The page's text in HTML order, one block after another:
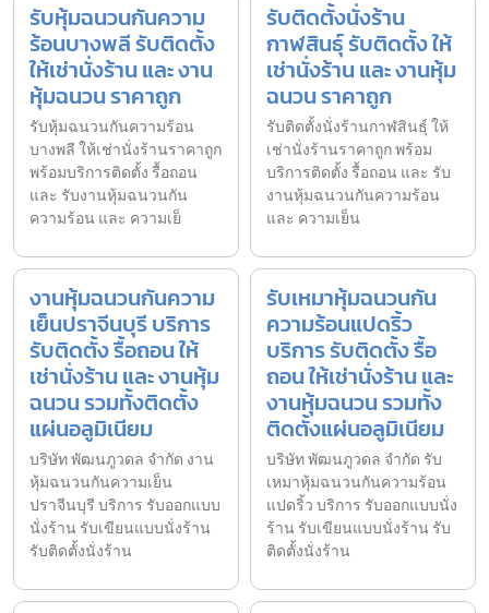
รับหุ้มฉนวนกันความ
ร้อนบางพลี รับติดตั้ง
ให้เช่านั่งร้าน และ งาน
หุ้มฉนวน ราคาถูก
รับหุ้มฉนวนกันความร้อน
บางพลี ให้เช่านั่งร้านราคาถูก
พร้อมบริการติดตั้ง รื้อถอน
และ รับงานหุ้มฉนวนกัน
ความร้อน และ ความเย็
รับติดตั้งนั่งร้าน
กาฬสินธุ์ รับติดตั้ง ให้
เช่านั่งร้าน และ งานหุ้ม
ฉนวน ราคาถูก
รับติดตั้งนั่งร้านกาฬสินธุ์ ให้
เช่านั่งร้านราคาถูก พร้อม
บริการติดตั้ง รื้อถอน และ รับ
งานหุ้มฉนวนกันความร้อน
และ ความเย็น
งานหุ้มฉนวนกันความ
เย็นปราจีนบุรี บริการ
รับติดตั้ง รื้อถอน ให้
เช่านั่งร้าน และ งานหุ้ม
ฉนวน รวมทั้งติดตั้ง
แผ่นอลูมิเนียม
บริษัท พัฒนภูวดล จำกัด งาน
หุ้มฉนวนกันความเย็น
ปราจีนบุรี บริการ รับออกแบบ
นั่งร้าน รับเขียนแบบนั่งร้าน
รับติดตั้งนั่งร้าน
รับเหมาหุ้มฉนวนกัน
ความร้อนแปดริ้ว
บริการ รับติดตั้ง รื้อ
ถอน ให้เช่านั่งร้าน และ
งานหุ้มฉนวน รวมทั้ง
ติดตั้งแผ่นอลูมิเนียม
บริษัท พัฒนภูวดล จำกัด รับ
เหมาหุ้มฉนวนกันความร้อน
แปดริ้ว บริการ รับออกแบบนั่ง
ร้าน รับเขียนแบบนั่งร้าน รับ
ติดตั้งนั่งร้าน